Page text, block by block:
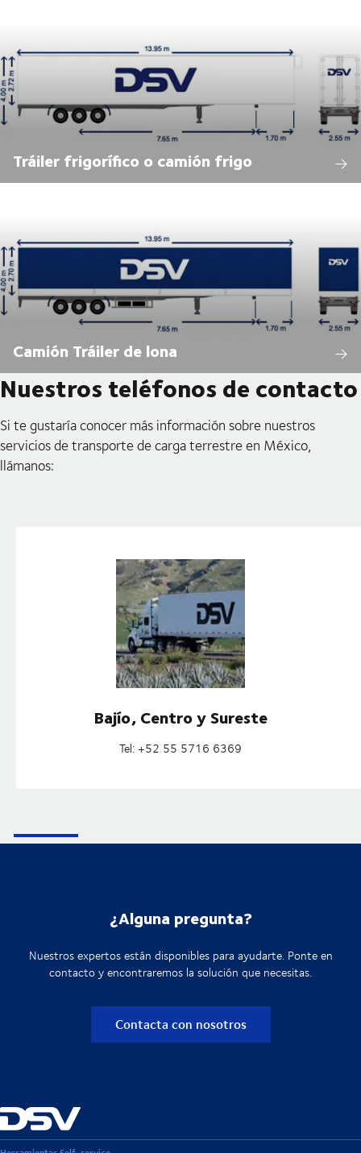
Tráiler frigorífico o camión frigo
Camión Tráiler de lona
Nuestros teléfonos de contacto
Si te gustaría conocer más información sobre nuestros
servicios de transporte de carga terrestre en México,
llámanos:
Bajío, Centro y Sureste
Tel: +52 55 5716 6369
¿Alguna pregunta?
Nuestros expertos están disponibles para ayudarte. Ponte en
contacto y encontraremos la solución que necesitas.
Contacta con nosotros